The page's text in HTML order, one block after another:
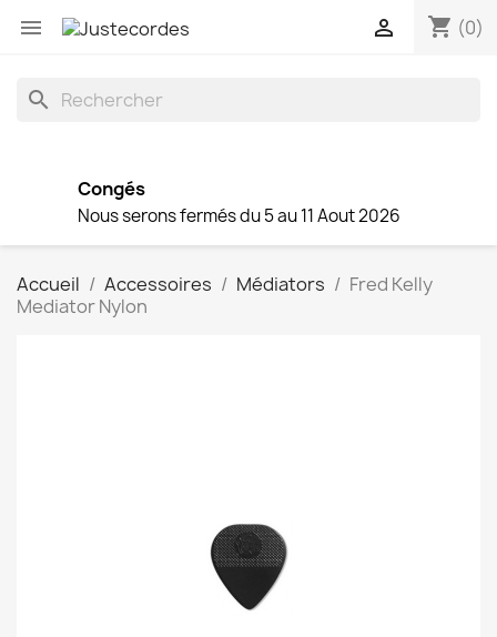
 shopping_cart (0)

search
Congés
Nous serons fermés du 5 au 11 Aout 2026
Accueil Accessoires Médiators
Fred Kelly
Mediator Nylon